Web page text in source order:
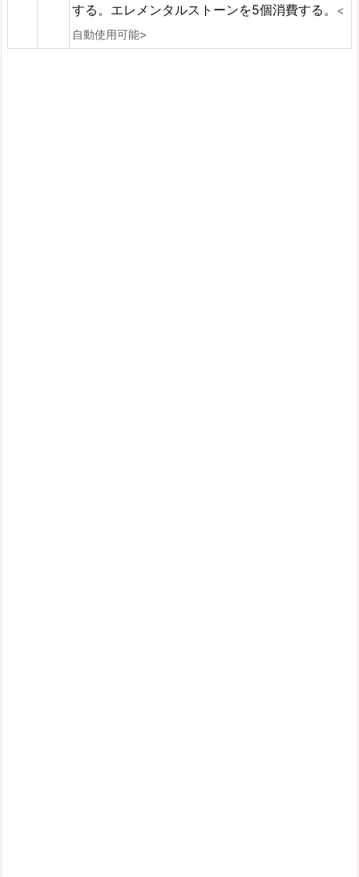
する。エレメンタルストーンを5個消費する。
<
自動使用可能>